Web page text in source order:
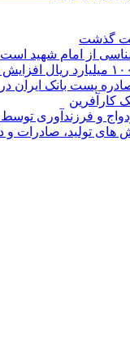
از امام شهید است
کارآفرین